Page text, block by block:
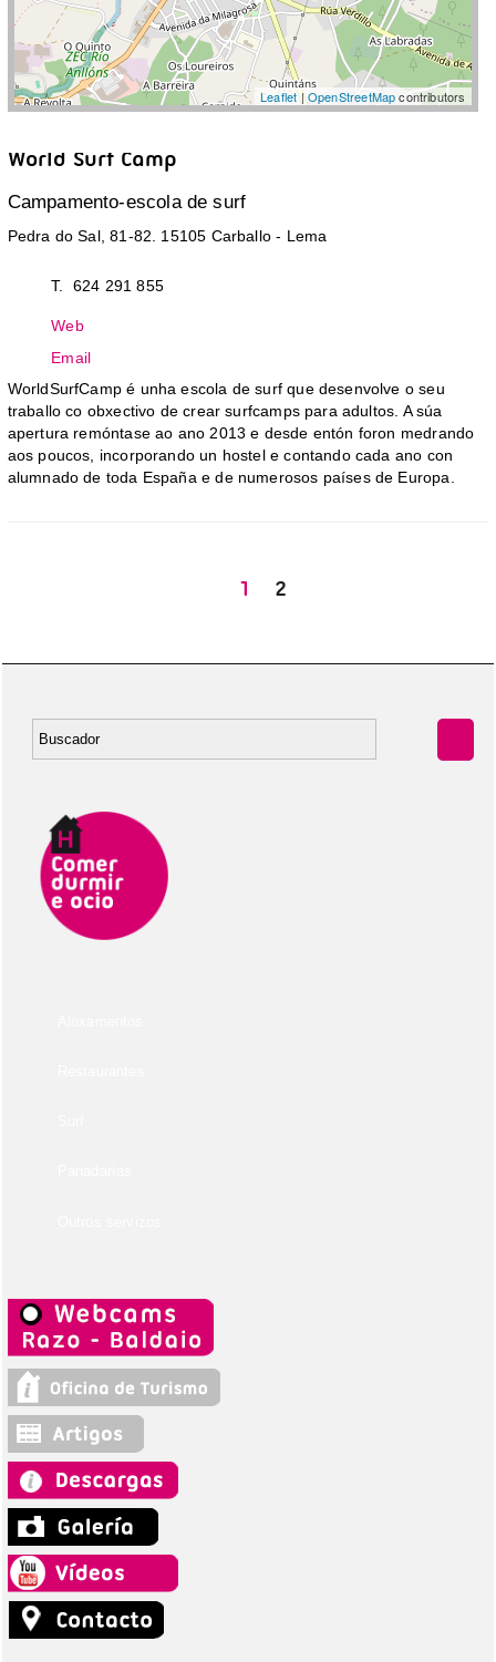
Leaflet|OpenStreetMapcontributors
World Surf Camp
Campamento-escola de surf
Pedra do Sal, 81-82. 15105 Carballo - Lema
T. 624 291 855
Web
Email
WorldSurfCamp é unha escola de surf que desenvolve o seu
traballo co obxectivo de crear surfcamps para adultos. A súa
apertura remóntase ao ano 2013 e desde entón foron medrando
aos poucos, incorporando un hostel e contando cada ano con
alumnado de toda España e de numerosos países de Europa.
1 2